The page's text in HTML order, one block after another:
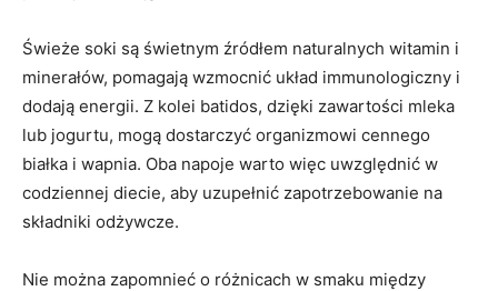
Świeże soki⁣ są ‍świetnym źródłem naturalnych witamin i
minerałów, pomagają wzmocnić​ układ immunologiczny i
dodają energii.​ Z kolei⁢ batidos, dzięki ⁢zawartości mleka
lub jogurtu, mogą dostarczyć organizmowi cennego
białka​ i wapnia. Oba napoje warto więc uwzględnić w
codziennej diecie, aby uzupełnić ‍zapotrzebowanie‌ na
składniki odżywcze.
Nie można zapomnieć o różnicach ‍w smaku między